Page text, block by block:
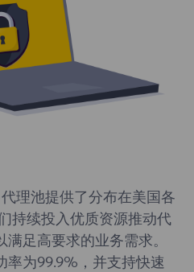
理池提供了分布在美国各
持续投入优质资源推动代
足高要求的业务需求。
率为99.9%，并支持快速